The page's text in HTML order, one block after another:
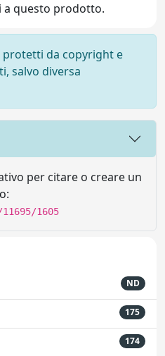
a questo prodotto.
protetti da copyright e
salvo diversa
per citare o creare un
1605
ND
175
174